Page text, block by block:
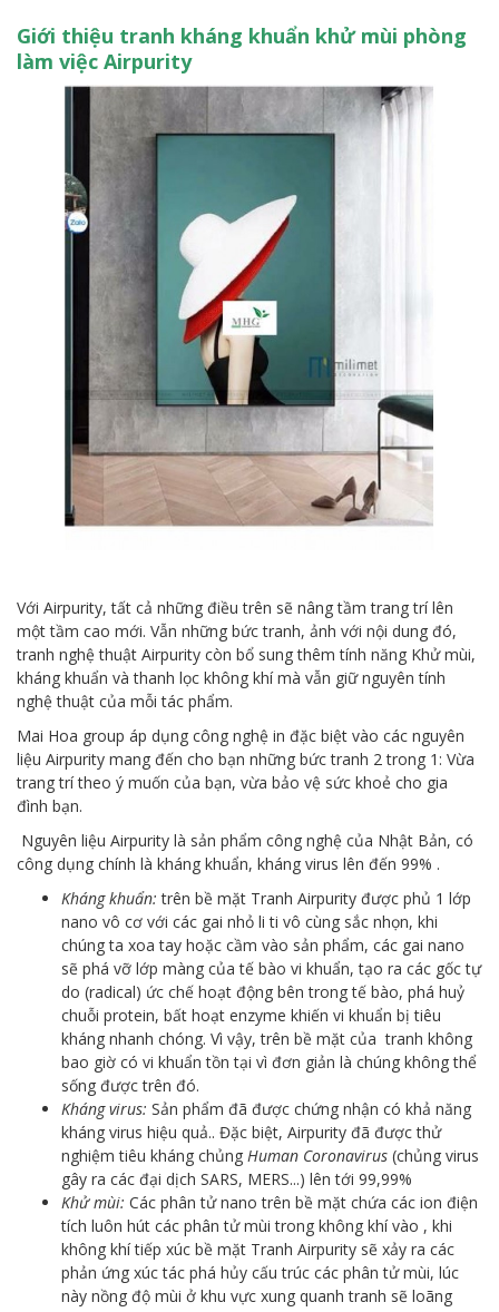
Giới thiệu tranh kháng khuẩn khử mùi phòng
làm việc Airpurity
Với Airpurity, tất cả những điều trên sẽ nâng tầm trang trí lên
một tầm cao mới. Vẫn những bức tranh, ảnh với nội dung đó,
tranh nghệ thuật Airpurity còn bổ sung thêm tính năng Khử mùi,
kháng khuẩn và thanh lọc không khí mà vẫn giữ nguyên tính
nghệ thuật của mỗi tác phẩm.
Mai Hoa group áp dụng công nghệ in đặc biệt vào các nguyên
liệu Airpurity mang đến cho bạn những bức tranh 2 trong 1: Vừa
trang trí theo ý muốn của bạn, vừa bảo vệ sức khoẻ cho gia
đình bạn.
Nguyên liệu Airpurity là sản phẩm công nghệ của Nhật Bản, có
công dụng chính là kháng khuẩn, kháng virus lên đến 99% .
Kháng khuẩn: trên bề mặt Tranh Airpurity được phủ 1 lớp
nano vô cơ với các gai nhỏ li ti vô cùng sắc nhọn, khi
chúng ta xoa tay hoặc cầm vào sản phẩm, các gai nano
sẽ phá vỡ lớp màng của tế bào vi khuẩn, tạo ra các gốc tự
do (radical) ức chế hoạt động bên trong tế bào, phá huỷ
chuỗi protein, bất hoạt enzyme khiến vi khuẩn bị tiêu
kháng nhanh chóng. Vì vậy, trên bề mặt của tranh không
bao giờ có vi khuẩn tồn tại vì đơn giản là chúng không thể
sống được trên đó.
Kháng virus: Sản phẩm đã được chứng nhận có khả năng
kháng virus hiệu quả.. Đặc biệt, Airpurity đã được thử
nghiệm tiêu kháng chủng Human Coronavirus (chủng virus
gây ra các đại dịch SARS, MERS...) lên tới 99,99%
Khử mùi: Các phân tử nano trên bề mặt chứa các ion điện
tích luôn hút các phân tử mùi trong không khí vào , khi
không khí tiếp xúc bề mặt Tranh Airpurity sẽ xảy ra các
phản ứng xúc tác phá hủy cấu trúc các phân tử mùi, lúc
này nồng độ mùi ở khu vực xung quanh tranh sẽ loãng